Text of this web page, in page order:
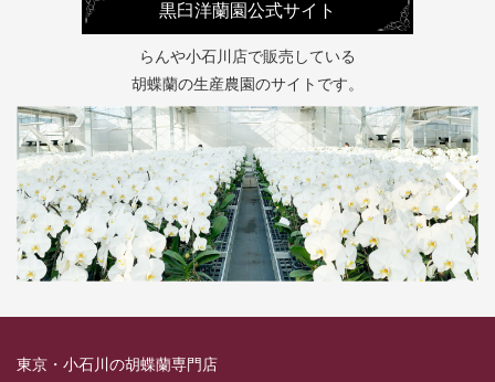
黒臼洋蘭園公式サイト
らんや小石川店で販売している
胡蝶蘭の生産農園のサイトです。
東京・小石川の胡蝶蘭専門店